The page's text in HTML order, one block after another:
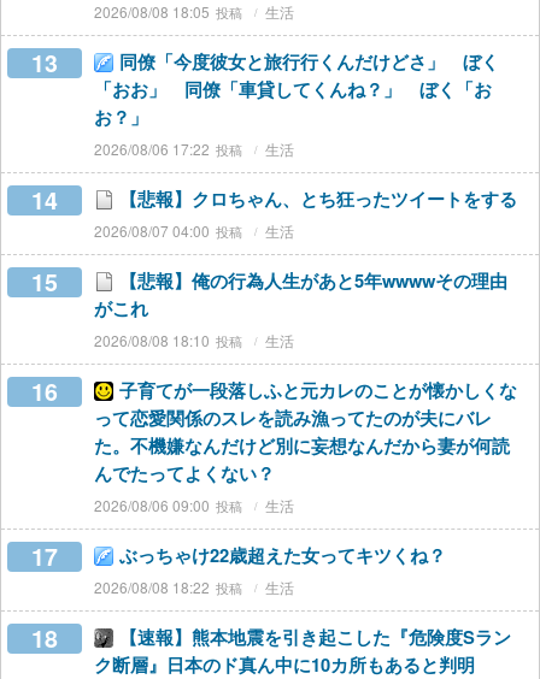
2026/08/08 18:05 生活
13
同僚「今度彼女と旅行行くんだけどさ」 ぼく
「おお」 同僚「車貸してくんね？」 ぼく「お
お？」
2026/08/06 17:22 生活
14 【悲報】クロちゃん、とち狂ったツイートをする
2026/08/07 04:00 生活
15
【悲報】俺の行為人生があと5年wwwwその理由
がこれ
2026/08/08 18:10 生活
16
子育てが一段落しふと元カレのことが懐かしくな
って恋愛関係のスレを読み漁ってたのが夫にバレ
た。不機嫌なんだけど別に妄想なんだから妻が何読
んでたってよくない？
2026/08/06 09:00 生活
17 ぶっちゃけ22歳超えた女ってキツくね？
2026/08/08 18:22 生活
18
【速報】熊本地震を引き起こした『危険度Sラン
ク断層』日本のド真ん中に10カ所もあると判明